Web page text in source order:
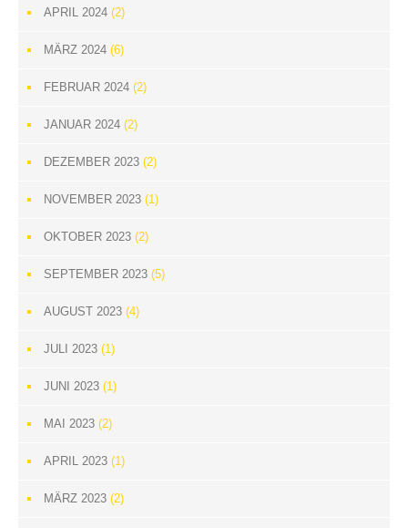
APRIL 2024 (2)
MÄRZ 2024 (6)
FEBRUAR 2024 (2)
JANUAR 2024 (2)
DEZEMBER 2023 (2)
NOVEMBER 2023 (1)
OKTOBER 2023 (2)
SEPTEMBER 2023 (5)
AUGUST 2023 (4)
JULI 2023 (1)
JUNI 2023 (1)
MAI 2023 (2)
APRIL 2023 (1)
MÄRZ 2023 (2)